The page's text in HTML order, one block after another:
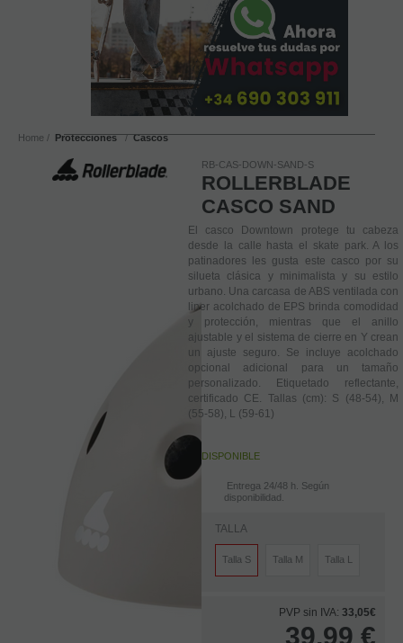
Home Protecciones Cascos
RB-CAS-DOWN-SAND-S
ROLLERBLADE
CASCO SAND
El casco Downtown protege tu cabeza
desde la calle hasta el skate park. A los
patinadores les gusta este casco por su
silueta clásica y minimalista y su estilo
urbano. Una carcasa de ABS ventilada con
liner acolchado de EPS brinda comodidad
y protección, mientras que el anillo
ajustable y el sistema de cierre en Y crean
un ajuste seguro. Se incluye acolchado
opcional adicional para un tamaño
personalizado. Etiquetado reflectante,
certificado CE. Tallas (cm): S (48-54), M
(55-58), L (59-61)
DISPONIBLE
Entrega 24/48 h. Según
disponibilidad.
TALLA
Talla S Talla M Talla L
PVP sin IVA: 33,05€
39,99 €